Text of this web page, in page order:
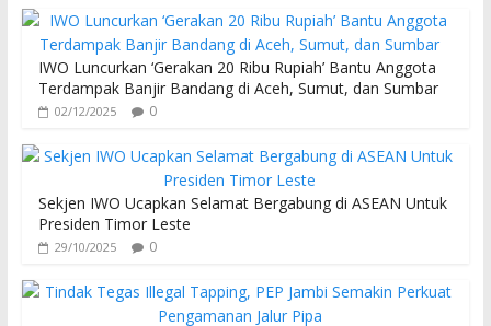
IWO Luncurkan ‘Gerakan 20 Ribu Rupiah’ Bantu Anggota
Terdampak Banjir Bandang di Aceh, Sumut, dan Sumbar
02/12/2025 0
Sekjen IWO Ucapkan Selamat Bergabung di ASEAN Untuk
Presiden Timor Leste
29/10/2025 0